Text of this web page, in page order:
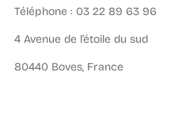
Téléphone : 03 22 89 63 96
4 Avenue de l’étoile du sud
80440 Boves, France